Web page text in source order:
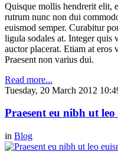
Quisque mollis hendrerit elit,
rutrum nunc non dui
euismod semper. Curabitur
ligula sodales at. Integer quis
auctor placerat. Etiam at eros
Praesent non varius dui.
Read more...
Tuesday, 20 March 2012
Praesent eu nibh ut leo
in Blog